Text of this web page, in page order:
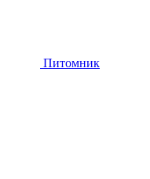
Питомник